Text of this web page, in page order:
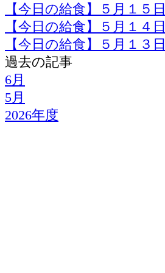
【今日の給食】５月１５日
【今日の給食】５月１４日
【今日の給食】５月１３日
過去の記事
6月
5月
2026年度